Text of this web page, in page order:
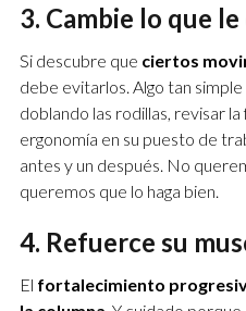
3. Cambie lo que
Si descubre que ciertos
debe evitarlos. Algo tan
doblando las rodillas, revisar
ergonomía en su puesto de
antes y un después. No
queremos que lo haga bien.
4. Refuerce su
El fortalecimiento